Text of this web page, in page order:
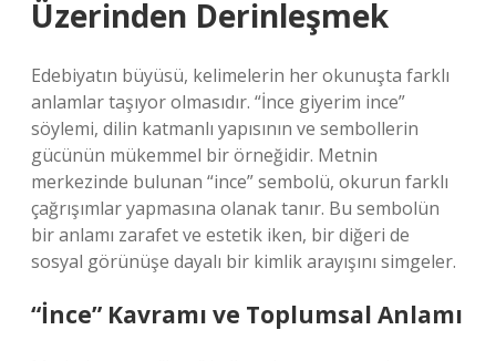
Üzerinden Derinleşmek
Edebiyatın büyüsü, kelimelerin her okunuşta farklı
anlamlar taşıyor olmasıdır. “İnce giyerim ince”
söylemi, dilin katmanlı yapısının ve sembollerin
gücünün mükemmel bir örneğidir. Metnin
merkezinde bulunan “ince” sembolü, okurun farklı
çağrışımlar yapmasına olanak tanır. Bu sembolün
bir anlamı zarafet ve estetik iken, bir diğeri de
sosyal görünüşe dayalı bir kimlik arayışını simgeler.
“İnce” Kavramı ve Toplumsal Anlamı